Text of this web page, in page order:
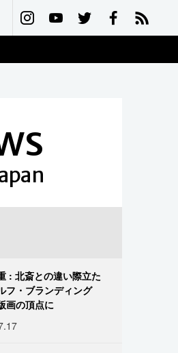
: 北斎との違い際立た
フ・ブランディング
画の頂点に